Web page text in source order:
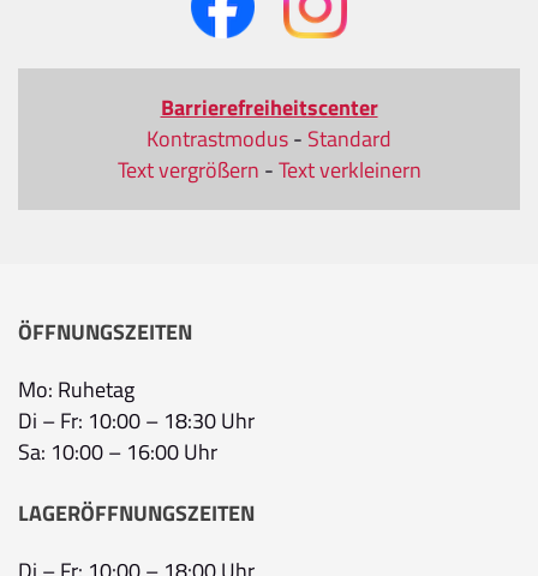
Barrierefreiheitscenter
Kontrastmodus- Standard
Text vergrößern -Text verkleinern
ÖFFNUNGSZEITEN
Mo: Ruhetag
Di – Fr: 10:00 – 18:30 Uhr
Sa: 10:00 – 16:00 Uhr
LAGERÖFFNUNGSZEITEN